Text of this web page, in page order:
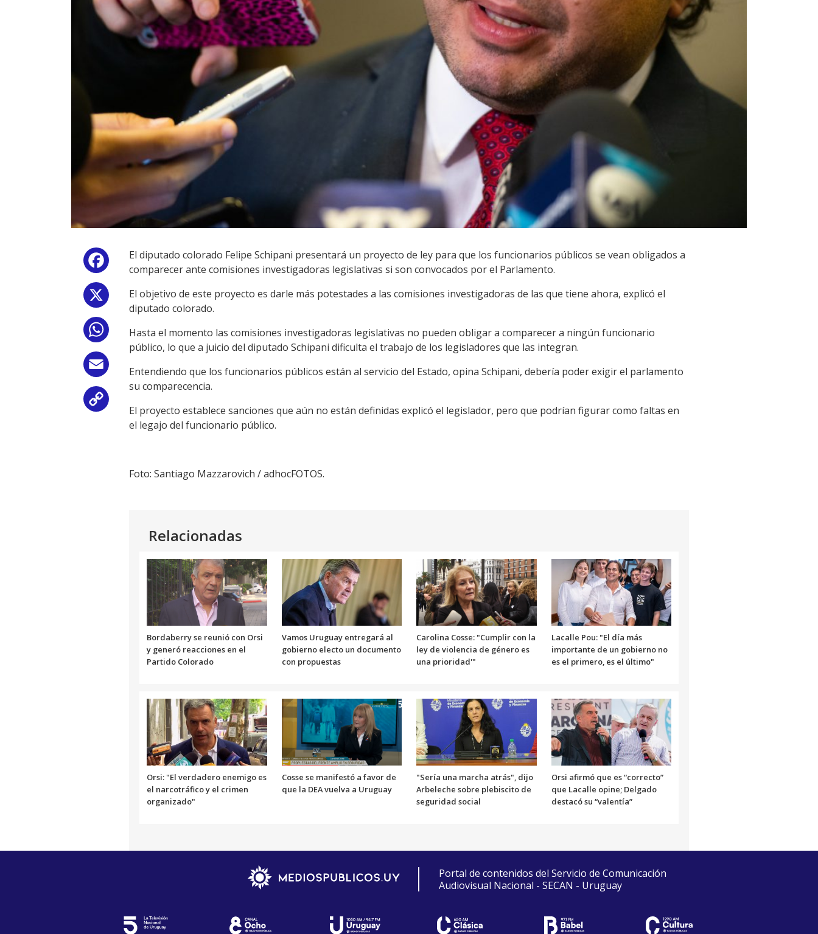
Facebook
WhatsApp
Email
Link
El diputado colorado Felipe Schipani presentará un proyecto de ley para que los funcionarios públicos se vean obligados a
comparecer ante comisiones investigadoras legislativas si son convocados por el Parlamento.
El objetivo de este proyecto es darle más potestades a las comisiones investigadoras de las que tiene ahora, explicó el
diputado colorado.
Hasta el momento las comisiones investigadoras legislativas no pueden obligar a comparecer a ningún funcionario
público, lo que a juicio del diputado Schipani dificulta el trabajo de los legisladores que las integran.
Entendiendo que los funcionarios públicos están al servicio del Estado, opina Schipani, debería poder exigir el parlamento
su comparecencia.
El proyecto establece sanciones que aún no están definidas explicó el legislador, pero que podrían figurar como faltas en
el legajo del funcionario público.
Foto: Santiago Mazzarovich / adhocFOTOS.
Relacionadas
Bordaberry se reunió con Orsi
y generó reacciones en el
Partido Colorado
Vamos Uruguay entregará al
gobierno electo un documento
con propuestas
Carolina Cosse: "Cumplir con la
ley de violencia de género es
una prioridad'"
Lacalle Pou: "El día más
importante de un gobierno no
es el primero, es el último"
Orsi: "El verdadero enemigo es
el narcotráfico y el crimen
organizado"
Cosse se manifestó a favor de
que la DEA vuelva a Uruguay
"Sería una marcha atrás", dijo
Arbeleche sobre plebiscito de
seguridad social
Orsi afirmó que es “correcto”
que Lacalle opine; Delgado
destacó su “valentía”
Portal de contenidos del Servicio de Comunicación
Audiovisual Nacional - SECAN - Uruguay